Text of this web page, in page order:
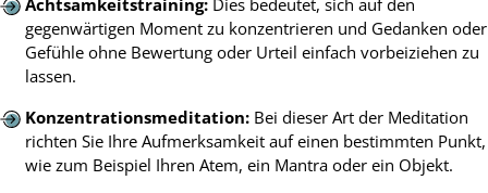
Achtsamkeitstraining:Dies bedeutet, sich auf den
gegenwärtigen Moment zu konzentrieren und Gedanken oder
Gefühle ohne Bewertung oder Urteil einfach vorbeiziehen zu
lassen.
Konzentrationsmeditation:Bei dieser Art der Meditation
richten Sie Ihre Aufmerksamkeit auf einen bestimmten Punkt,
wie zum Beispiel Ihren Atem, ein Mantra oder ein Objekt.